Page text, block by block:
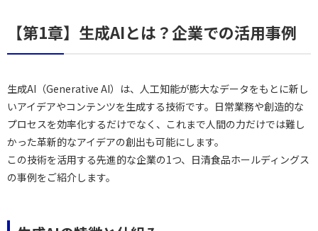
【第1章】生成AIとは？企業での活用事例
生成AI（Generative AI）は、人工知能が膨大なデータをもとに新し
いアイデアやコンテンツを生成する技術です。日常業務や創造的な
プロセスを効率化するだけでなく、これまで人間の力だけでは難し
かった革新的なアイデアの創出も可能にします。
この技術を活用する先進的な企業の1つ、日清食品ホールディングス
の事例をご紹介します。